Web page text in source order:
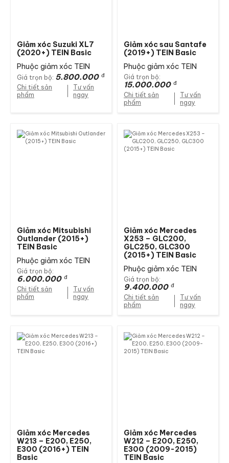
Giảm xóc Suzuki XL7
(2020+) TEIN Basic
Phuộc giảm xóc TEIN
Giá trọn bộ: 5.800.000 đ
Chi tiết sản
phẩm
Tư vấn
ngay
Giảm xóc sau Santafe
(2019+) TEIN Basic
Phuộc giảm xóc TEIN
Giá trọn bộ:
15.000.000 đ
Chi tiết sản
phẩm
Tư vấn
ngay
Giảm xóc Mitsubishi
Outlander (2015+)
TEIN Basic
Phuộc giảm xóc TEIN
Giá trọn bộ:
6.000.000 đ
Chi tiết sản
phẩm
Tư vấn
ngay
Giảm xóc Mercedes
X253 – GLC200,
GLC250, GLC300
(2015+) TEIN Basic
Phuộc giảm xóc TEIN
Giá trọn bộ:
9.400.000 đ
Chi tiết sản
phẩm
Tư vấn
ngay
Giảm xóc Mercedes
W213 – E200, E250,
E300 (2016+) TEIN
Basic
Giảm xóc Mercedes
W212 – E200, E250,
E300 (2009-2015)
TEIN Basic